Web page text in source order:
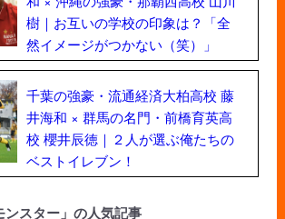
樹｜お互いの学校の印象は？「全
然イメージがつかない（笑）」
千葉の強豪・流通経済大柏高校 藤
井海和 × 群馬の名門・前橋育英高
校 櫻井辰徳｜２人が選ぶ俺たちの
ベストイレブン！
ンスター」の人気記事